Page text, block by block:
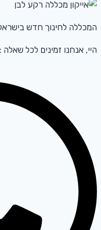
המכללה לחינוך חדש
היי, אנחנו זמינים לכל שאלה